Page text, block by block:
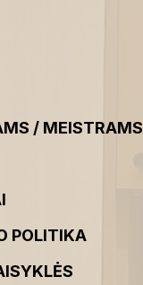
/ MEISTRAMS
POLITIKA